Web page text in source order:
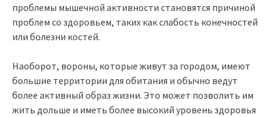
проблемы мышечной активности становятся причиной
проблем со здоровьем, таких как слабость конечностей
или болезни костей.
Наоборот, вороны, которые живут за городом, имеют
большие территории для обитания и обычно ведут
более активный образ жизни. Это может позволить им
жить дольше и иметь более высокий уровень здоровья